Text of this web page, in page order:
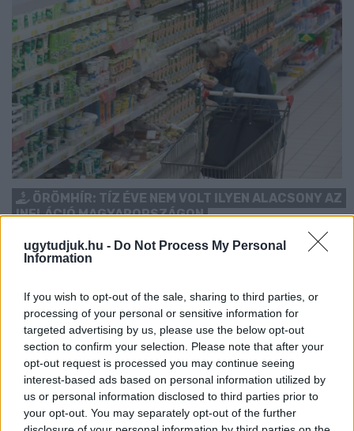
ugytudjuk.hu - Do Not Process My Personal
Information
If you wish to opt-out of the sale, sharing to third parties, or
processing of your personal or sensitive information for
targeted advertising by us, please use the below opt-out
section to confirm your selection. Please note that after your
opt-out request is processed you may continue seeing
interest-based ads based on personal information utilized by
us or personal information disclosed to third parties prior to
your opt-out. You may separately opt-out of the further
ÖRÖMHÍR: TÍZ ÉVE NEM VOLT ILYEN ALACSONY AZ
INFLÁCIÓ MAGYARORSZÁGON
Júliusban mindössze 1,2 százalékkal emelkedtek éves
összevetésben a fogyasztói árak, miközben az élelmiszerek ára
Szólj hozzá!